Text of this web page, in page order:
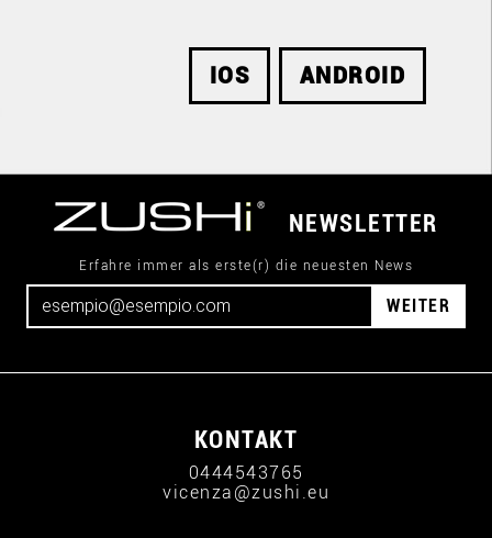
IOS ANDROID
NEWSLETTER
Erfahre immer als erste(r) die neuesten News
WEITER
KONTAKT
0444543765
vicenza@zushi.eu